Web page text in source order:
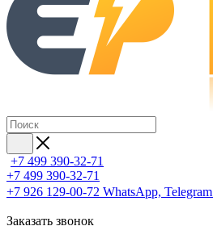
+7 499 390-32-71
+7 499 390-32-71
+7 926 129-00-72 WhatsApp, Telegram
Заказать звонок